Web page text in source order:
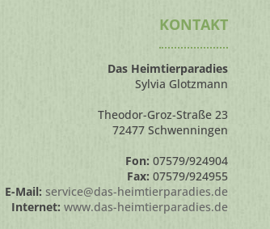
KONTAKT
Das Heimtierparadies
Sylvia Glotzmann
Theodor-Groz-Straße 23
72477 Schwenningen
Fon: 07579/924904
Fax: 07579/924955
E-Mail: service@das-heimtierparadies.de
Internet: www.das-heimtierparadies.de